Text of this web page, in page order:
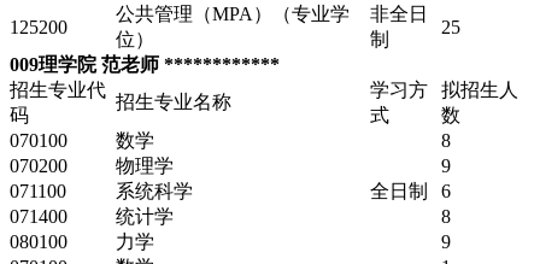
125200
公共管理（MPA）（专业学
位）
非全日
制
25
009理学院 范老师 ************
招生专业代
码
招生专业名称
学习方
式
拟招生人
数
070100
数学
全日制
8
070200
物理学
9
071100
系统科学
6
071400
统计学
8
080100
力学
9